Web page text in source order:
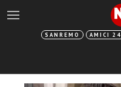
SANREMO AMICI 24